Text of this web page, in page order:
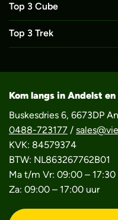
Top 3 Cube
Top 3 Trek
Kom langs in Andelst
Buskesdries 6, 6673DP
0488-723177 /
KVK: 84579374
BTW: NL863267762B01
Ma t/m Vr: 09:00 – 17:30
Za: 09:00 – 17:00 uur